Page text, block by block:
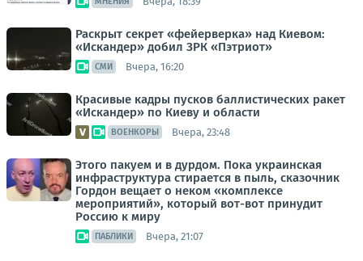
Раскрыт секрет «фейерверка» над Киевом:
«Искандер» добил ЗРК «Пэтриот»
СМИ Вчера, 16:20
Красивые кадры пусков баллистических ракет
«Искандер» по Киеву и области
ВОЕНКОРЫ Вчера, 23:48
Этого пакуем и в дурдом. Пока украинская
инфраструктура стирается в пыль, сказочник
Гордон вещает о неком «комплексе
мероприятий», который вот-вот принудит
Россию к миру
ПАБЛИКИ Вчера, 21:07